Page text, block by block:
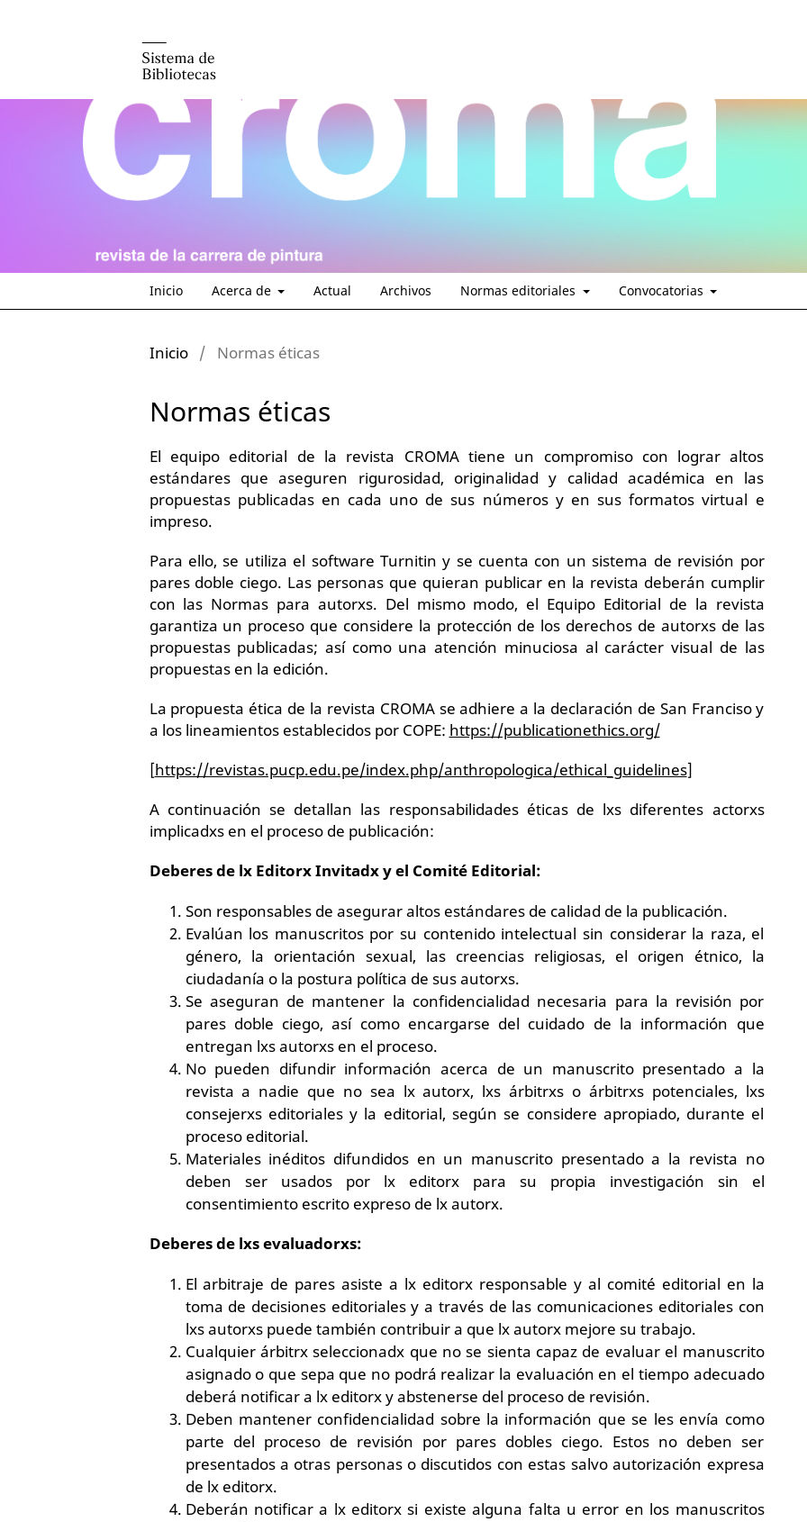
Inicio Acerca de Actual Archivos Normas editoriales Convocatorias
Inicio / Normas éticas
Normas éticas
El equipo editorial de la revista CROMA tiene un compromiso con lograr altos
estándares que aseguren rigurosidad, originalidad y calidad académica en las
propuestas publicadas en cada uno de sus números y en sus formatos virtual e
impreso.
Para ello, se utiliza el software Turnitin y se cuenta con un sistema de revisión por
pares doble ciego. Las personas que quieran publicar en la revista deberán cumplir
con las Normas para autorxs. Del mismo modo, el Equipo Editorial de la revista
garantiza un proceso que considere la protección de los derechos de autorxs de las
propuestas publicadas; así como una atención minuciosa al carácter visual de las
propuestas en la edición.
La propuesta ética de la revista CROMA se adhiere a la declaración de San Franciso y
a los lineamientos establecidos por COPE: https://publicationethics.org/
[https://revistas.pucp.edu.pe/index.php/anthropologica/ethical_guidelines]
A continuación se detallan las responsabilidades éticas de lxs diferentes actorxs
implicadxs en el proceso de publicación:
Deberes de lx Editorx Invitadx y el Comité Editorial:
Son responsables de asegurar altos estándares de calidad de la publicación.
Evalúan los manuscritos por su contenido intelectual sin considerar la raza, el
género, la orientación sexual, las creencias religiosas, el origen étnico, la
ciudadanía o la postura política de sus autorxs.
Se aseguran de mantener la confidencialidad necesaria para la revisión por
pares doble ciego, así como encargarse del cuidado de la información que
entregan lxs autorxs en el proceso.
No pueden difundir información acerca de un manuscrito presentado a la
revista a nadie que no sea lx autorx, lxs árbitrxs o árbitrxs potenciales, lxs
consejerxs editoriales y la editorial, según se considere apropiado, durante el
proceso editorial.
Materiales inéditos difundidos en un manuscrito presentado a la revista no
deben ser usados por lx editorx para su propia investigación sin el
consentimiento escrito expreso de lx autorx.
Deberes de lxs evaluadorxs:
El arbitraje de pares asiste a lx editorx responsable y al comité editorial en la
toma de decisiones editoriales y a través de las comunicaciones editoriales con
lxs autorxs puede también contribuir a que lx autorx mejore su trabajo.
Cualquier árbitrx seleccionadx que no se sienta capaz de evaluar el manuscrito
asignado o que sepa que no podrá realizar la evaluación en el tiempo adecuado
deberá notificar a lx editorx y abstenerse del proceso de revisión.
Deben mantener confidencialidad sobre la información que se les envía como
parte del proceso de revisión por pares dobles ciego. Estos no deben ser
presentados a otras personas o discutidos con estas salvo autorización expresa
de lx editorx.
Deberán notificar a lx editorx si existe alguna falta u error en los manuscritos